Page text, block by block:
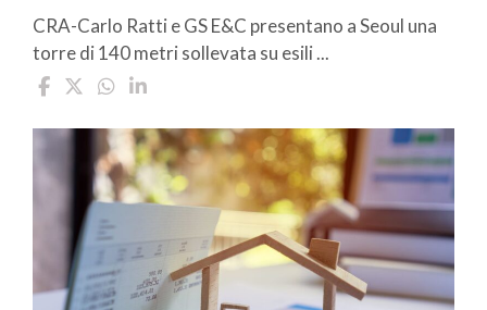
CRA-Carlo Ratti e GS E&C presentano a Seoul una
torre di 140 metri sollevata su esili ...